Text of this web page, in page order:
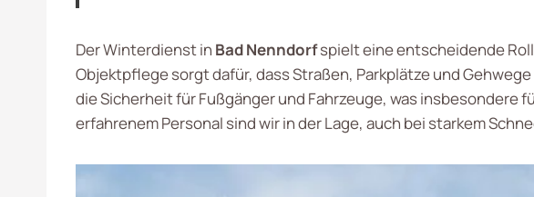
Der Winterdienst in Bad Nenndorfspielt eine entscheidende
Objektpflege sorgt dafür, dass Straßen, Parkplätze und
die Sicherheit für Fußgänger und Fahrzeuge, was insbesondere
erfahrenem Personal sind wir in der Lage, auch bei starkem